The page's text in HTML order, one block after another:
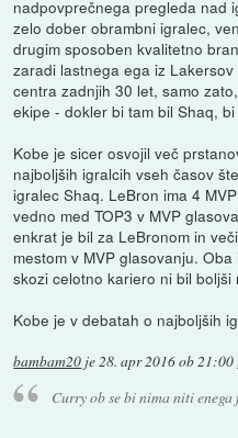
nadpovprečnega pregleda nad
zelo dober obrambni igralec,
drugim sposoben kvalitetno
zaradi lastnega ega iz
centra zadnjih 30 let, samo
ekipe - dokler bi tam bil Shaq,
Kobe je sicer osvojil več
najboljših igralcih vseh časov
igralec Shaq. LeBron ima 4
vedno med TOP3 v MVP
enkrat je bil za LeBronom in
mestom v MVP glasovanju.
skozi celotno kariero ni bil boljši
Kobe je v debatah o najboljših
bambam20 je28. apr 2016 ob 21:00
Curry ob se bi nima niti